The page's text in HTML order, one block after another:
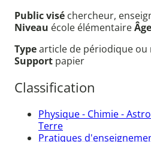
Public visé chercheur,
Niveau école élémentaireÂge
Typearticle de périodique ou
Support papier
Classification
Physique - Chimie -
Terre
Pratiques